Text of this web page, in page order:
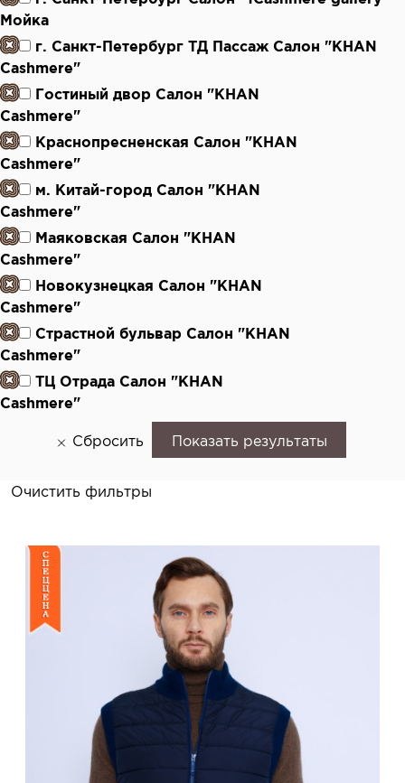
Мойка
г. Санкт-Петербург ТД Пассаж Салон "KHAN
Cashmere"
Гостиный двор Салон "KHAN
Cashmere"
Краснопресненская Салон "KHAN
Cashmere"
м. Китай-город Салон "KHAN
Cashmere"
Маяковская Салон "KHAN
Cashmere"
Новокузнецкая Салон "KHAN
Cashmere"
Страстной бульвар Салон "KHAN
Cashmere"
ТЦ Отрада Салон "KHAN
Cashmere"
Сбросить Показать результаты
Очистить фильтры